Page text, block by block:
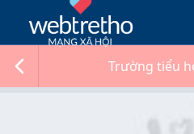
Trường tiểu